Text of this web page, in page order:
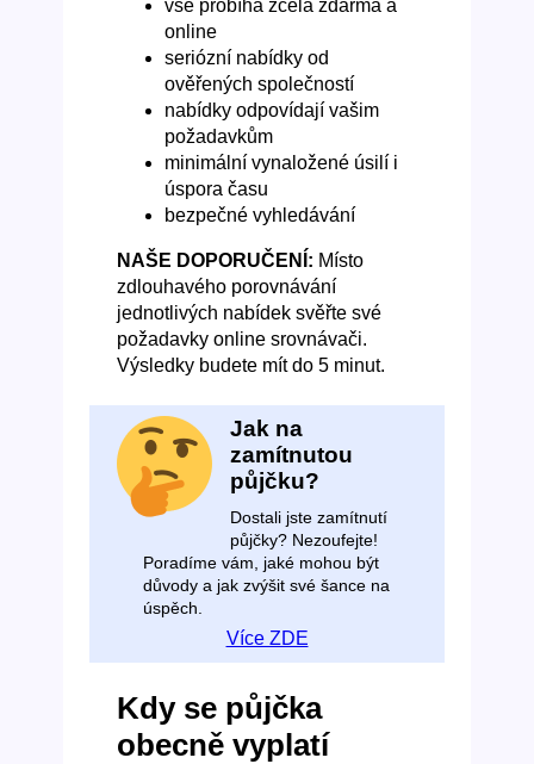
vše probíhá zcela zdarma a
online
seriózní nabídky od
ověřených společností
nabídky odpovídají vašim
požadavkům
minimální vynaložené úsilí i
úspora času
bezpečné vyhledávání
NAŠE DOPORUČENÍ: Místo
zdlouhavého porovnávání
jednotlivých nabídek svěřte své
požadavky online srovnávači.
Výsledky budete mít do 5 minut.
Jak na
zamítnutou
půjčku?
Dostali jste zamítnutí
půjčky? Nezoufejte!
Poradíme vám, jaké mohou být
důvody a jak zvýšit své šance na
úspěch.
Více ZDE
Kdy se půjčka
obecně vyplatí